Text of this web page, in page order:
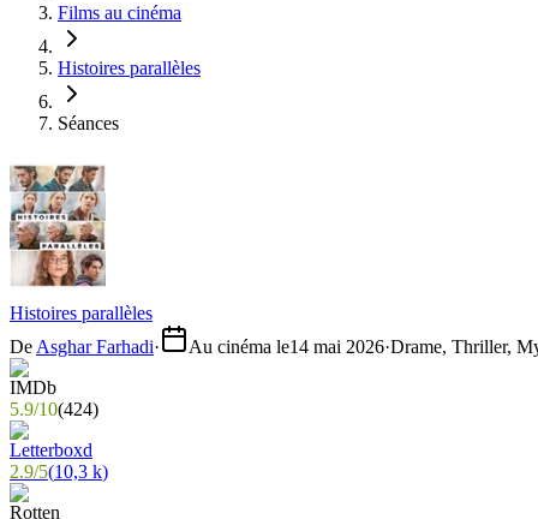
Films au cinéma
Histoires parallèles
Séances
Histoires parallèles
De Asghar Farhadi· Au cinéma le14 mai 2026·Drame, Thriller,
5.9/10(424)
2.9/5(10,3 k)